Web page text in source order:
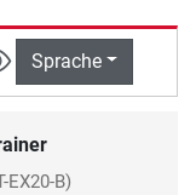
Sprache
EX20-B)